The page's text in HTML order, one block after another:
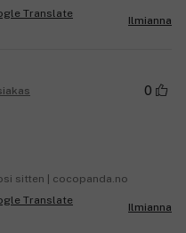
Ilmianna
0
sitten | cocopanda.no
Ilmianna